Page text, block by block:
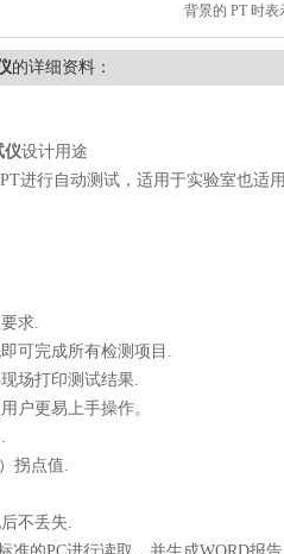
背景的 PT 时表
的详细资料：
仪设计用途
进行自动测试，适用于实验室也适
求.
可完成所有检测项目.
场打印测试结果.
户更易上手操作。
拐点值.
不丢失.